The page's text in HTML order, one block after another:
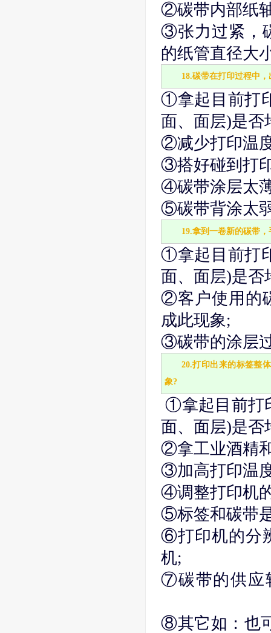
②碳带内部纸
③张力过紧，
的纸管直径大
18.碳带在打印过程中
①拿起目前打
面、面层)是否
②减少打印温
③搭好碰到打
④碳带涂层太
⑤碳带背涂太
19.拿到一卷新的碳带
①拿起目前打
面、面层)是否
②客户使用的
成此现象;
③碳带的涂层
20.打印出来的标签整
象?
①拿起目前打
面、面层)是否
②拿工业酒精
③加高打印温
④调整打印
⑤标签和碳带
⑥打印机的分
机;
⑦碳带的供应
⑧其它如：也